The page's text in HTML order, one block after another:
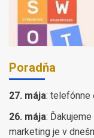
Poradňa
27. mája: telefónne
26. mája:
marketing je v